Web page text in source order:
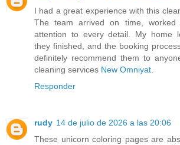
I had a great experience with this
The team arrived on time, worked
attention to every detail. My home
they finished, and the booking
definitely recommend them to
cleaning services New Omniyat
Responder
rudy 14 de julio de 2026 a las 20:06
These unicorn coloring pages are